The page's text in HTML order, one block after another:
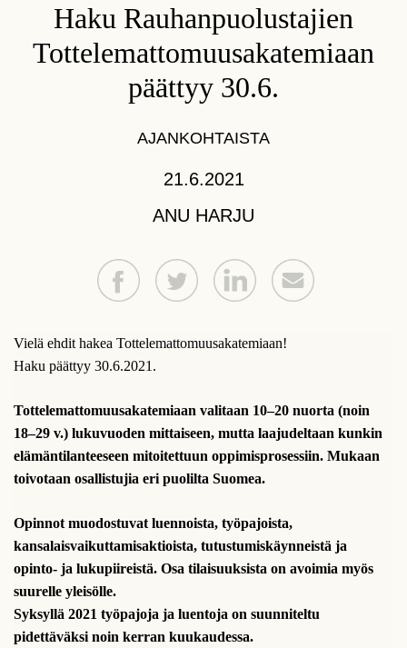
Haku Rauhanpuolustajien
Tottelemattomuus­akatemiaan
päättyy 30.6.
AJANKOHTAISTA
21.6.2021
ANU HARJU
Vielä ehdit hakea Tottelemattomuusakatemiaan!
Haku päättyy 30.6.2021.
Tottelemattomuusakatemiaan valitaan 10–20 nuorta (noin
18–29 v.) lukuvuoden mittaiseen, mutta laajudeltaan kunkin
elämäntilanteeseen mitoitettuun oppimisprosessiin. Mukaan
toivotaan osallistujia eri puolilta Suomea.
Opinnot muodostuvat luennoista, työpajoista,
kansalaisvaikuttamisaktioista, tutustumiskäynneistä ja
opinto- ja lukupiireistä. Osa tilaisuuksista on avoimia myös
suurelle yleisölle.
Syksyllä 2021 työpajoja ja luentoja on suunniteltu
pidettäväksi noin kerran kuukaudessa.